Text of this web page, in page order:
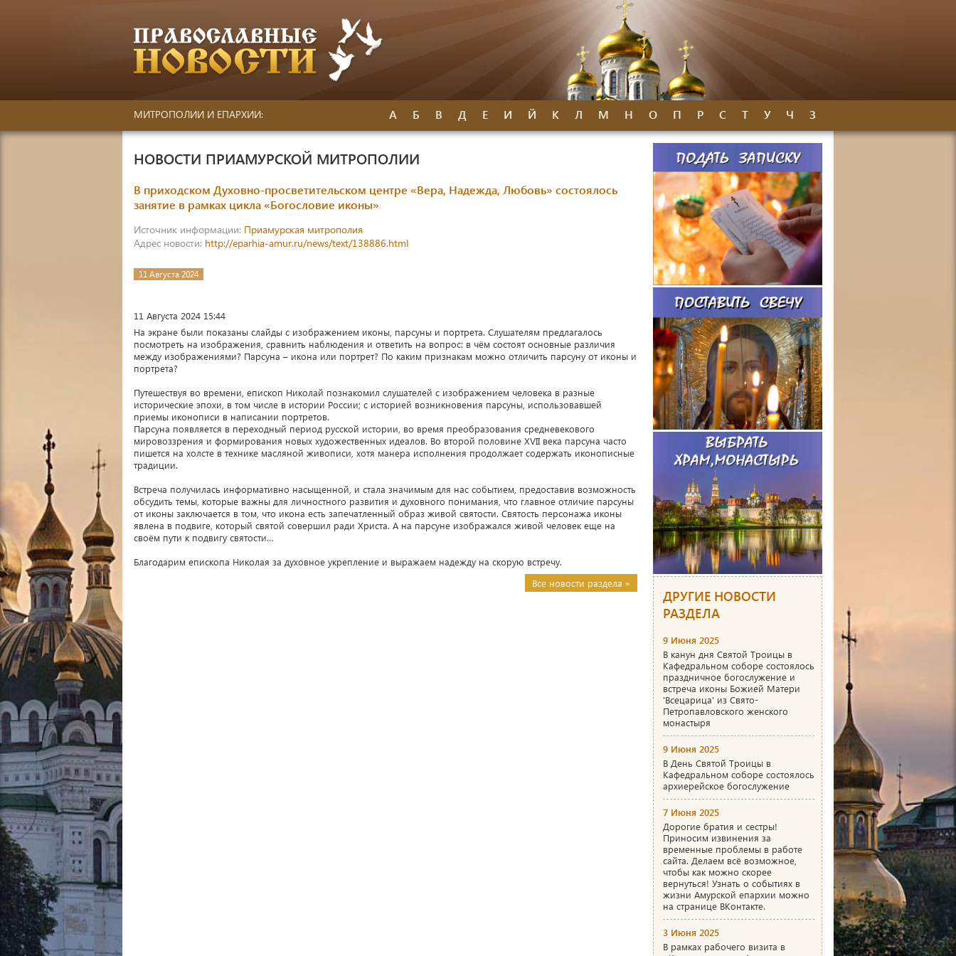
МИТРОПОЛИИ И ЕПАРХИИ: А Б В Д Е И Й К Л М Н О П Р С Т У Ч З
НОВОСТИ ПРИАМУРСКОЙ МИТРОПОЛИИ
В приходском Духовно-просветительском центре «Вера, Надежда, Любовь» состоялось
занятие в рамках цикла «Богословие иконы»
Источник информации: Приамурская митрополия
Адрес новости: http://eparhia-amur.ru/news/text/138886.html
11 Августа 2024
11 Августа 2024 15:44
На экране были показаны слайды с изображением иконы, парсуны и портрета. Слушателям предлагалось
посмотреть на изображения, сравнить наблюдения и ответить на вопрос: в чём состоят основные различия
между изображениями? Парсуна – икона или портрет? По каким признакам можно отличить парсуну от иконы и
портрета?
Путешествуя во времени, епископ Николай познакомил слушателей с изображением человека в разные
исторические эпохи, в том числе в истории России; с историей возникновения парсуны, использовавшей
приемы иконописи в написании портретов.
Парсуна появляется в переходный период русской истории, во время преобразования средневекового
мировоззрения и формирования новых художественных идеалов. Во второй половине XVII века парсуна часто
пишется на холсте в технике масляной живописи, хотя манера исполнения продолжает содержать иконописные
традиции.
Встреча получилась информативно насыщенной, и стала значимым для нас событием, предоставив возможность
обсудить темы, которые важны для личностного развития и духовного понимания, что главное отличие парсуны
от иконы заключается в том, что икона есть запечатленный образ живой святости. Святость персонажа иконы
явлена в подвиге, который святой совершил ради Христа. А на парсуне изображался живой человек еще на
своём пути к подвигу святости…
Благодарим епископа Николая за духовное укрепление и выражаем надежду на скорую встречу.
Все новости раздела »
ДРУГИЕ НОВОСТИ
РАЗДЕЛА
9 Июня 2025
В канун дня Святой Троицы в
Кафедральном соборе состоялось
праздничное богослужение и
встреча иконы Божией Матери
'Всецарица' из Свято-
Петропавловского женского
монастыря
9 Июня 2025
В День Святой Троицы в
Кафедральном соборе состоялось
архиерейское богослужение
7 Июня 2025
Дорогие братия и сестры!
Приносим извинения за
временные проблемы в работе
сайта. Делаем всё возможное,
чтобы как можно скорее
вернуться! Узнать о событиях в
жизни Амурской епархии можно
на странице ВКонтакте.
3 Июня 2025
В рамках рабочего визита в